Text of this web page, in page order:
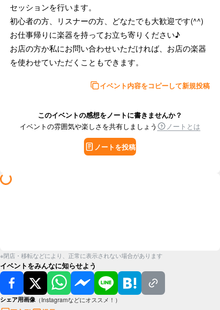
セッションを行います。
初心者の方、リスナーの方、どなたでも大歓迎です(^^)
お仕事帰りに楽器を持ってお立ち寄りください♪
お店の方か私にお問い合わせいただければ、お店の楽器
を使わせていただくこともできます。
イベント内容をコピーして新規投稿
このイベントの感想をノートに書きませんか？
イベントの雰囲気や楽しさを共有しましょう
ノートとは
ノートを投稿
※閉店・移転などにより、正常に表示されない場合があります
イベントをみんなに知らせよう
シェア用画像 （Instagramなどにオススメ！）